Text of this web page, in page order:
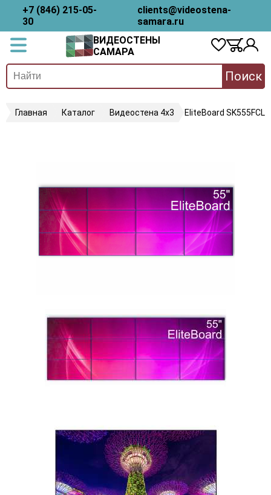
+7 (846) 215-05-
30
clients@videostena-
samara.ru
ВИДЕОСТЕНЫ
САМАРА
Поиск
Главная Каталог Видеостена 4х3 EliteBoard SK555FCLN